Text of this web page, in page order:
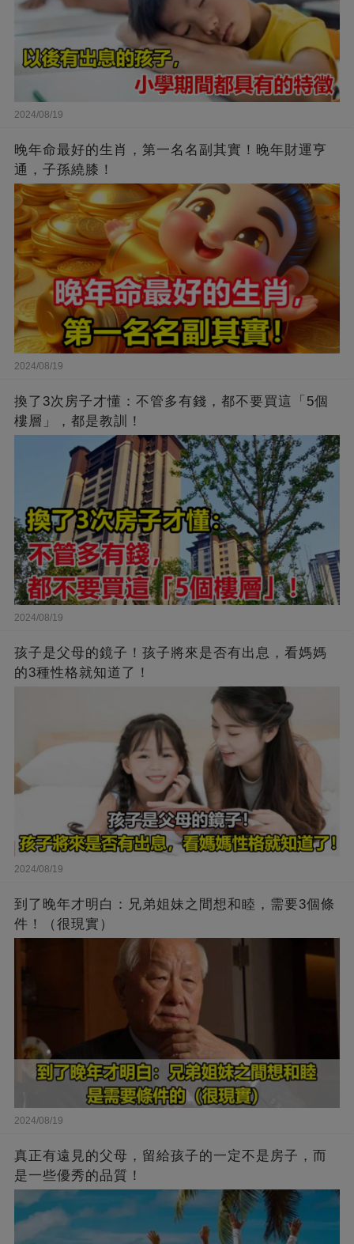
2024/08/19
晚年命最好的生肖，第一名名副其實！晚年財運亨
通，子孫繞膝！
2024/08/19
換了3次房子才懂：不管多有錢，都不要買這「5個
樓層」，都是教訓！
2024/08/19
孩子是父母的鏡子！孩子將來是否有出息，看媽媽
的3種性格就知道了！
2024/08/19
到了晚年才明白：兄弟姐妹之間想和睦，需要3個條
件！（很現實）
2024/08/19
真正有遠見的父母，留給孩子的一定不是房子，而
是一些優秀的品質！